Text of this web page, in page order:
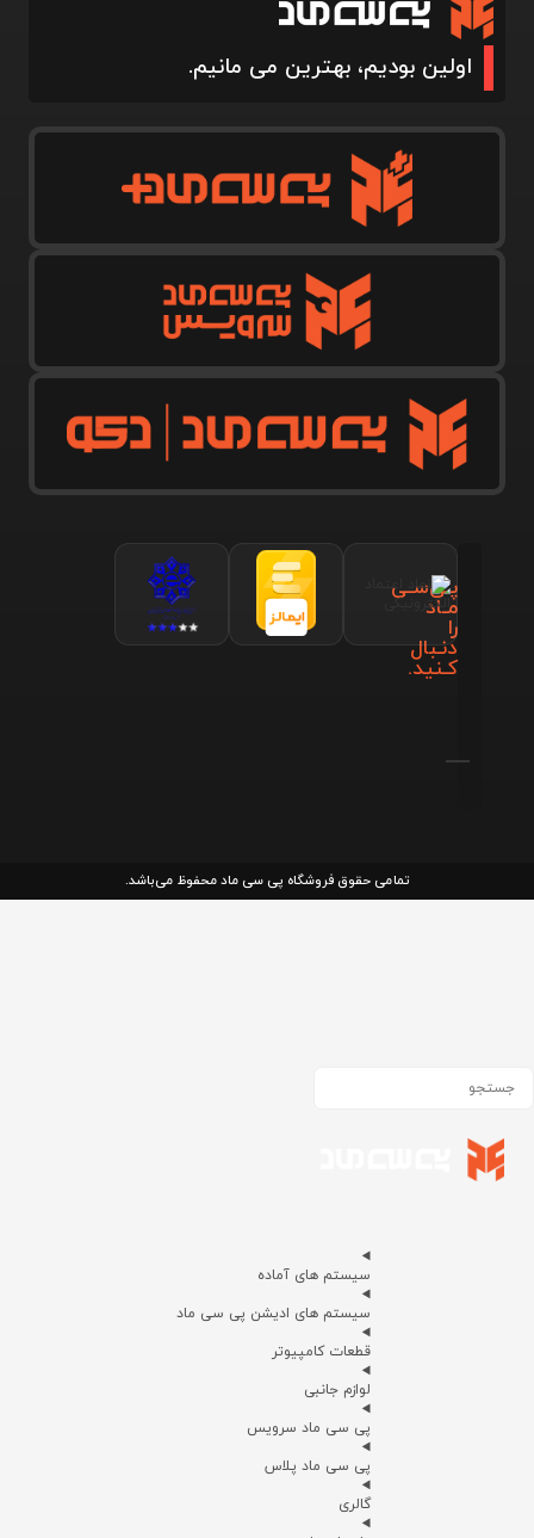
اولین بودیم، بهترین می مانیم.
پـی‌سـی
مـاد
را
دنـبال
کـنید.
تمامی حقوق فروشگاه پی سی ماد محفوظ می‌باشد.
سیستم های آماده
سیستم های ادیشن پی سی ماد
قطعات کامپیوتر
لوازم جانبی
پی سی ماد سرویس
پی سی ماد پلاس
گالری